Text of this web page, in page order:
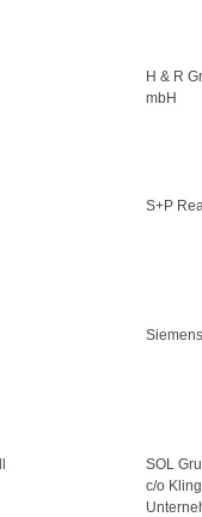
H & R
mbH
S+P
SOL
c/o